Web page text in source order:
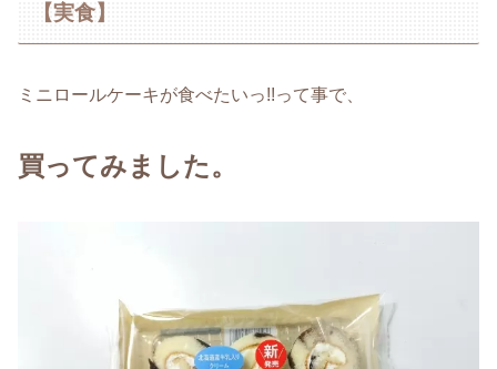
【実食】
ミニロールケーキが食べたいっ!!って事で、
買ってみました。